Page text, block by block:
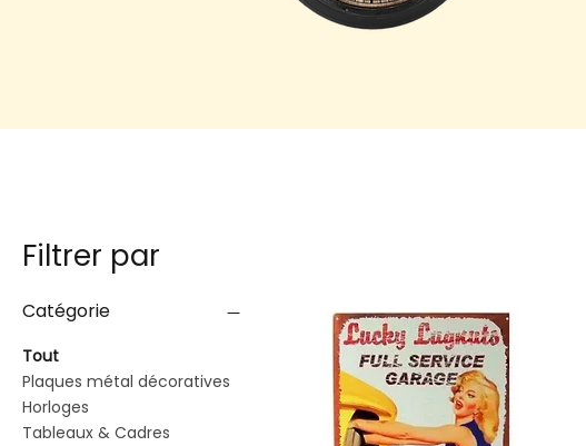
Filtrer par
Catégorie
Tout
Plaques métal décoratives
Horloges
Tableaux & Cadres